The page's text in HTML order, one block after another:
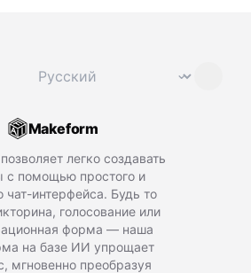
⌄
Makeform
легко создавать
помощью простого и
чат-интерфейса. Будь то
голосование или
форма — наша
на базе ИИ упрощает
мгновенно преобразуя